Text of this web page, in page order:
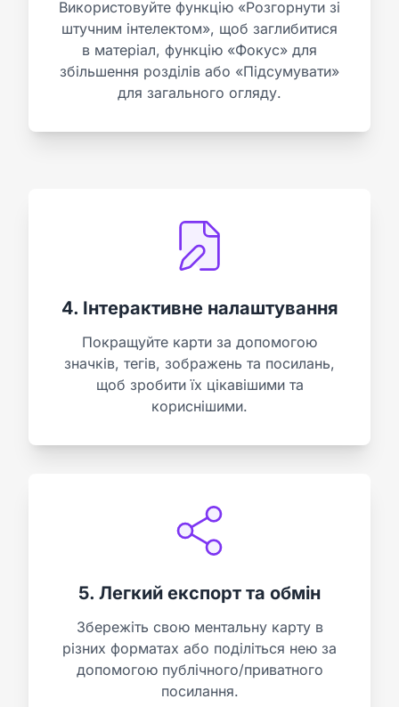
Використовуйте функцію «Розгорнути зі
штучним інтелектом», щоб заглибитися
в матеріал, функцію «Фокус» для
збільшення розділів або «Підсумувати»
для загального огляду.
4. Інтерактивне налаштування
Покращуйте карти за допомогою
значків, тегів, зображень та посилань,
щоб зробити їх цікавішими та
кориснішими.
5. Легкий експорт та обмін
Збережіть свою ментальну карту в
різних форматах або поділіться нею за
допомогою публічного/приватного
посилання.